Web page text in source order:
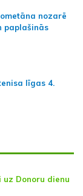
nozarē
paplašinās
līgas 4.
Donoru dienu